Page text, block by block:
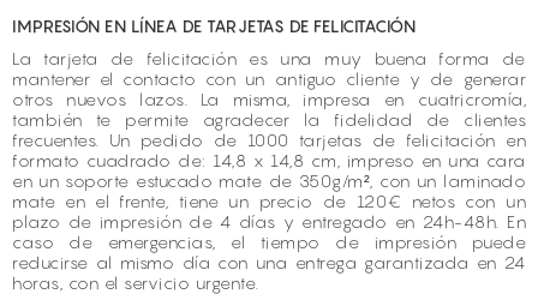
IMPRESIÓN EN LÍNEA DE TARJETAS DE FELICITACIÓN
La tarjeta de felicitación es una muy buena forma de
mantener el contacto con un antiguo cliente y de generar
otros nuevos lazos. La misma, impresa en cuatricromía,
también te permite agradecer la fidelidad de clientes
frecuentes. Un pedido de 1000 tarjetas de felicitación en
formato cuadrado de: 14,8 x 14,8 cm, impreso en una cara
en un soporte estucado mate de 350g/m², con un laminado
mate en el frente, tiene un precio de 120€ netos con un
plazo de impresión de 4 días y entregado en 24h-48h. En
caso de emergencias, el tiempo de impresión puede
reducirse al mismo día con una entrega garantizada en 24
horas, con el servicio urgente.